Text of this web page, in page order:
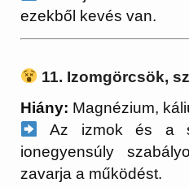
ezekből kevés van.
11. Izomgörcsök,
Hiány: Magnézium,
Az izmok és a
ionegyensúly
zavarja a működést.